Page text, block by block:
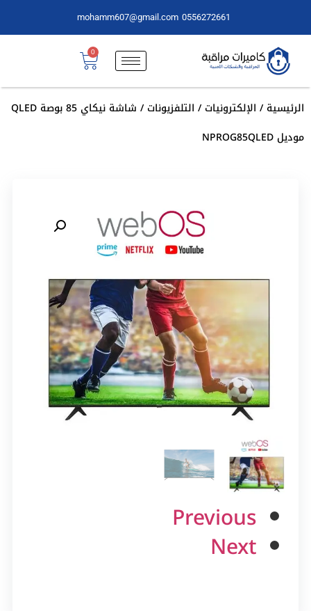
0556272661
mohamm607@gmail.com
0
الرئيسية/ الإلكترونيات/ التلفزيونات
/ شاشة نيكاي 85 بوصة QLED
موديل NPROG85QLED
Previous
Next